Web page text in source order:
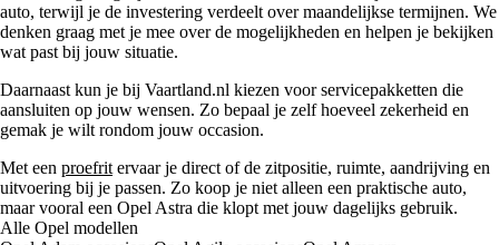
auto, terwijl je de investering verdeelt over maandelijkse termijnen. We
denken graag met je mee over de mogelijkheden en helpen je bekijken
wat past bij jouw situatie.
Daarnaast kun je bij Vaartland.nl kiezen voor servicepakketten die
aansluiten op jouw wensen. Zo bepaal je zelf hoeveel zekerheid en
gemak je wilt rondom jouw occasion.
Met een proefrit ervaar je direct of de zitpositie, ruimte, aandrijving en
uitvoering bij je passen. Zo koop je niet alleen een praktische auto,
maar vooral een Opel Astra die klopt met jouw dagelijks gebruik.
Alle Opel modellen